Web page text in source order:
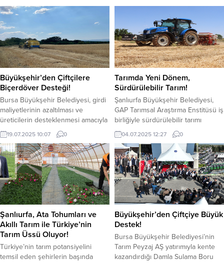
Büyükşehir’den Çiftçilere
Biçerdöver Desteği!
Bursa Büyükşehir Belediyesi, girdi
maliyetlerinin azaltılması ve
üreticilerin desteklenmesi amacıyla
dağ bölgesindeki çiftçilere
biçerdöver hizmeti sunmaya
başladı. Proje kapsamında ilk hasat,
Büyükşehir Belediyesi tarafından
dağıtılan siyez buğday tohumlarının
ekildiği Keles ilçesi Yazıbaşı
Mahallesi’nde yapıldı. Bursa’da
damla sulama borusundan sıvı
gübre desteğine, ücretsiz
tohumdan fide fidan dağıtımına
kadar her alanda çiftçilere...
19.07.2025 10:07 0
Tarımda Yeni Dönem,
Sürdürülebilir Tarım!
Şanlıurfa Büyükşehir Belediyesi,
GAP Tarımsal Araştırma Enstitüsü iş
birliğiyle sürdürülebilir tarımı
destekleyen örnek bir uygulamaya
imza attı. Akçakale’de buğday
hasadının hemen ardından 10
dekarlık alanda, herhangi bir toprak
işleme yapılmadan doğrudan anıza
mısır ekimi gerçekleştirildi. Şanlıurfa
Büyükşehir Belediyesi tarafından
yürütülen uygulama, GAP Tarımsal
Araştırma Enstitüsünde görev
yapan Uzman Ziraat Yüksek...
04.07.2025 12:27 0
Şanlıurfa, Ata Tohumları ve
Akıllı Tarım ile Türkiye’nin
Tarım Üssü Oluyor!
Türkiye’nin tarım potansiyelini
temsil eden şehirlerin başında
Büyükşehir’den Çiftçiye Büyük
Destek!
Bursa Büyükşehir Belediyesi’nin
Tarım Peyzaj AŞ yatırımıyla kente
kazandırdığı Damla Sulama Boru